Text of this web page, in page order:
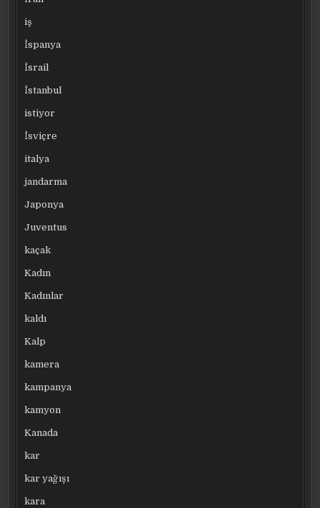
iş
İspanya
İsrail
İstanbul
istiyor
İsviçre
italya
jandarma
Japonya
Juventus
kaçak
Kadın
Kadınlar
kaldı
Kalp
kamera
kampanya
kamyon
Kanada
kar
kar yağışı
kara